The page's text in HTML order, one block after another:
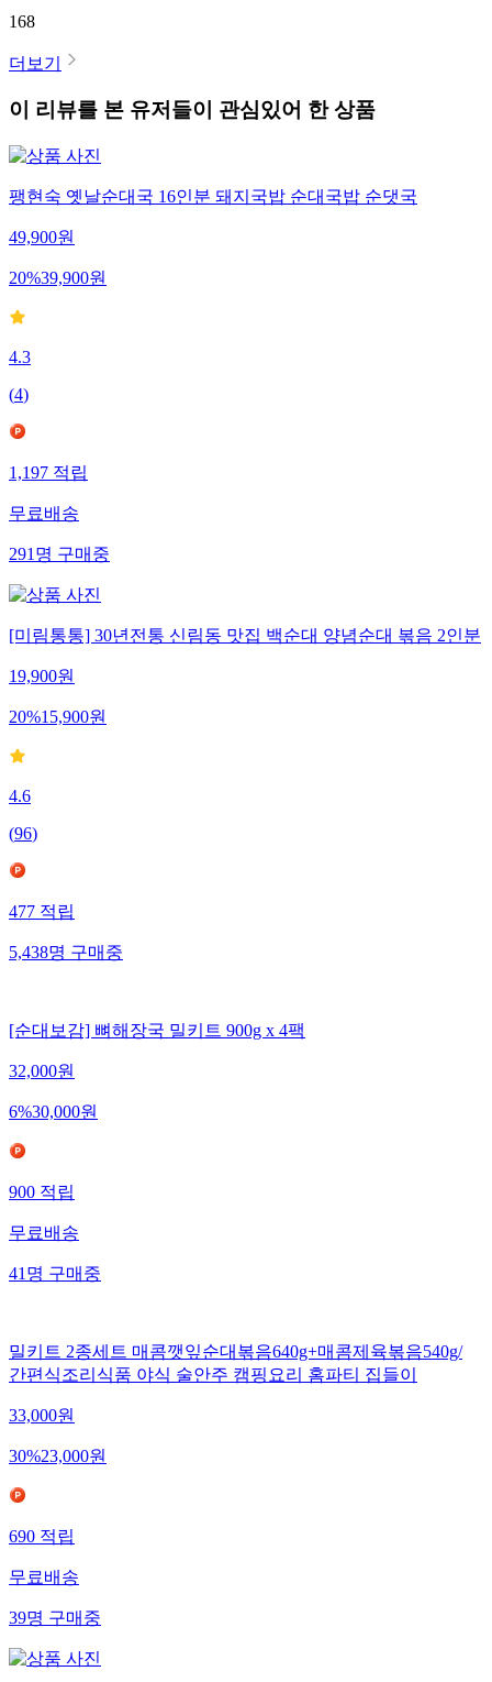
168
더보기
이 리뷰를 본 유저들이 관심있어 한 상품
팽현숙 옛날순대국 16인분 돼지국밥 순대국밥 순댓국
49,900원
20%39,900원
4.3
(4)
1,197 적립
무료배송
291 명 구매중
[미림통통] 30년전통 신림동 맛집 백순대 양념순대 볶음 2인분
19,900원
20%15,900원
4.6
(96)
477 적립
5,438명 구매중
[순대보감] 뼈해장국 밀키트 900g x 4팩
32,000원
6%30,000원
900 적립
무료배송
41 명 구매중
밀키트 2종세트 매콤깻잎순대볶음640g+매콤제육볶음540g/
간편식조리식품 야식 술안주 캠핑요리 홈파티 집들이
33,000원
30%23,000원
690적립
무료배송
39명구매중